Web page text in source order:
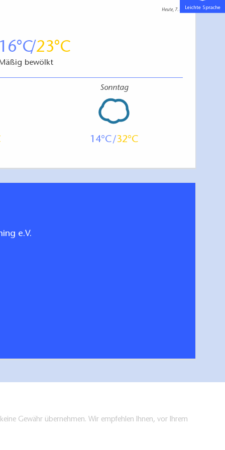
Heute, 7. 8.
16 23
Mäßig bewölkt
Sonntag
14 32
e.V.
Gewähr übernehmen. Wir empfehlen Ihnen, vor Ihrem
Leichte Sprache